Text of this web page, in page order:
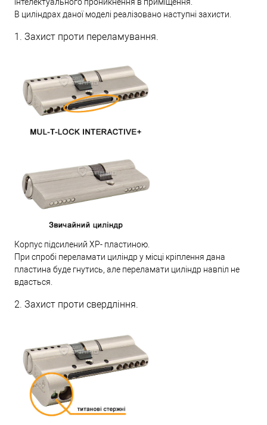
В циліндрах даної моделі реалізовано наступні захисти.
1. Захист проти переламування.
Корпус підсилений XP- пластиною.
При спробі переламати циліндр у місці кріплення дана
пластина буде гнутись, але переламати циліндр навпіл не
вдасться.
2. Захист проти свердління.